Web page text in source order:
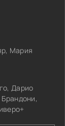
Мария
Дарио